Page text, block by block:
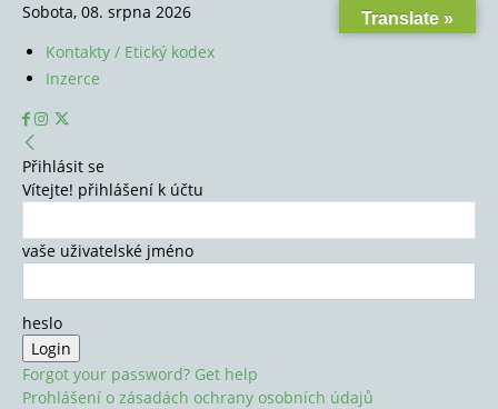
Sobota, 08. srpna 2026
Kontakty / Etický kodex
Inzerce
Přihlásit se
Vítejte! přihlášení k účtu
vaše uživatelské jméno
heslo
Forgot your password? Get help
Prohlášení o zásadách ochrany osobních údajů
Translate »